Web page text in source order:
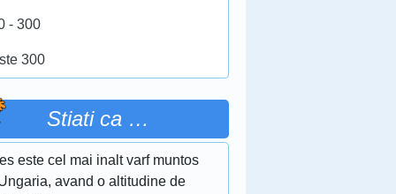
- 300
300
Stiati ca …
este cel mai inalt varf muntos
avand o altitudine de